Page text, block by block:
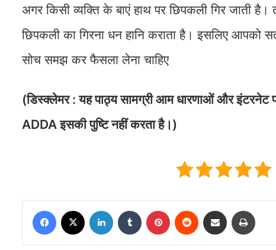
अगर किसी व्यक्ति के बाएं हाथ पर छिपकली गिर जाती है।
छिपकली का गिरना धन हानि कराता है। इसलिए आपको
सोच समझ कर फैसला लेना चाहिए
(डिस्क्लेमर : यह पाठ्य सामग्री आम धारणाओं और
ADDA इसकी पुष्टि नहीं करता है।)
Facebook LinkedIn Tumblr Pinterest Reddit Share via Email